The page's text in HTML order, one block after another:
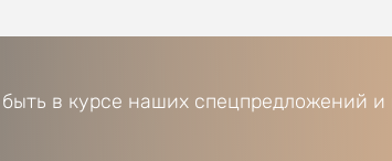
в курсе наших спецпредложений и